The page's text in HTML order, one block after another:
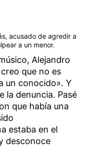
acusado de agredir a
a un menor.
Alejandro
que no es
un conocido». Y
la denuncia. Pasé
que había una
estaba en el
desconoce